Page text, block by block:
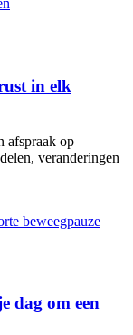
in elk
afspraak op
veranderingen
dag om een